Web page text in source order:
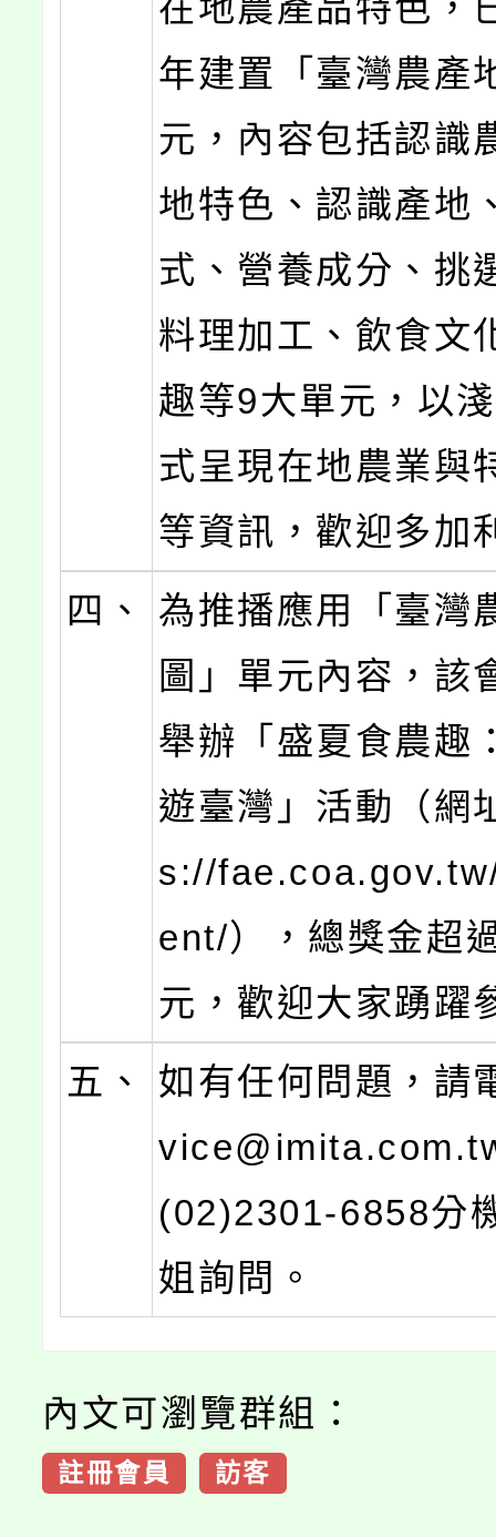
在地農產品特色，
年建置「臺灣農產
元，內容包括認識
地特色、認識產地
式、營養成分、挑
料理加工、飲食文
趣等9大單元，以
式呈現在地農業與
等資訊，歡迎多加
四、
為推播應用「臺灣
圖」單元內容，該
舉辦「盛夏食農趣
遊臺灣」活動（網
s://
ent/），總獎金超
元，歡迎大家踴躍
五、
如有任何問題，請
(02)2301-6858分
姐詢問。
內文可瀏覽群組：
註冊會員 訪客